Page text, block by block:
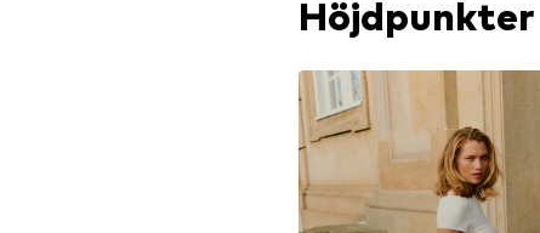
Höjdpunkter